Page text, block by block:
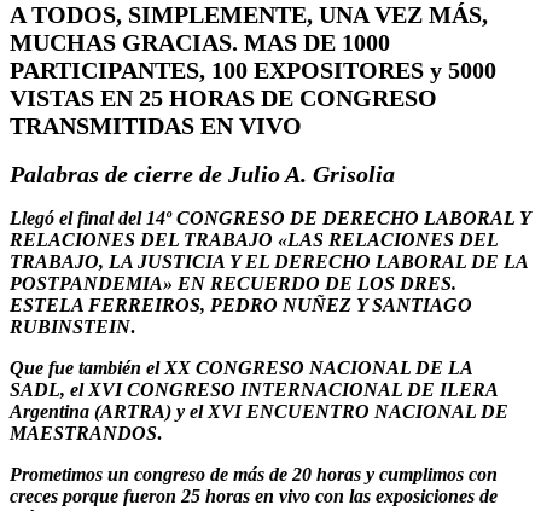
A TODOS, SIMPLEMENTE, UNA VEZ MÁS,
MUCHAS GRACIAS. MAS DE 1000
PARTICIPANTES, 100 EXPOSITORES y 5000
VISTAS EN 25 HORAS DE CONGRESO
TRANSMITIDAS EN VIVO
Palabras de cierre de Julio A. Grisolia
Llegó el final del 14º CONGRESO DE DERECHO LABORAL Y
RELACIONES DEL TRABAJO «LAS RELACIONES DEL
TRABAJO, LA JUSTICIA Y EL DERECHO LABORAL DE LA
POSTPANDEMIA» EN RECUERDO DE LOS DRES.
ESTELA FERREIROS, PEDRO NUÑEZ Y SANTIAGO
RUBINSTEIN.
Que fue también el XX CONGRESO NACIONAL DE LA
SADL, el XVI CONGRESO INTERNACIONAL DE ILERA
Argentina (ARTRA) y el XVI ENCUENTRO NACIONAL DE
MAESTRANDOS.
Prometimos un congreso de más de 20 horas y cumplimos con
creces porque fueron 25 horas en vivo con las exposiciones de